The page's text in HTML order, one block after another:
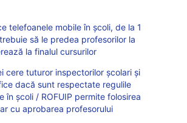
telefoanele mobile în școli, de la 1
să le predea profesorilor la
la finalul cursurilor
cere tuturor inspectorilor școlari și
dacă sunt respectate regulile
în școli / ROFUIP permite folosirea
cu aprobarea profesorului